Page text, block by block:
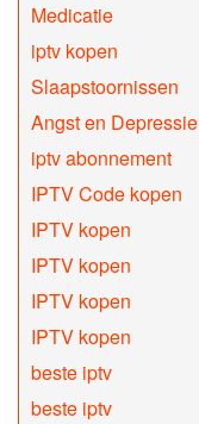
Medicatie
iptv kopen
Slaapstoornissen
Angst en Depressie
iptv abonnement
IPTV Code kopen
IPTV kopen
IPTV kopen
IPTV kopen
IPTV kopen
beste iptv
beste iptv